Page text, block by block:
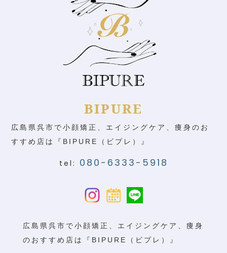
BIPURE
広島県呉市で小顔矯正、エイジングケア、痩身のお
すすめ店は『BIPURE（ビプレ）』
tel: 080-6333-5918
広島県呉市で小顔矯正、エイジングケア、痩身
のおすすめ店は『BIPURE（ビプレ）』